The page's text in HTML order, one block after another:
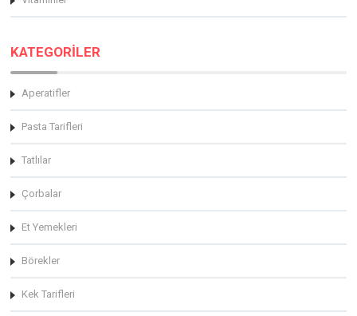
KATEGORİLER
Aperatifler
Pasta Tarifleri
Tatlılar
Çorbalar
Et Yemekleri
Börekler
Kek Tarifleri